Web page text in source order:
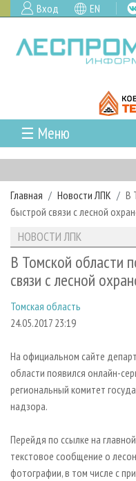
Вход EN
☰ Меню
ГЛАВНАЯ
РУБРИКИ И ТЕМЫ
РУБРИКИ ЖУРНАЛА
ЛЕСОЗАГОТОВКА
ЛЕСОПИЛЕНИЕ
СУШКА ДРЕВЕСИНЫ
ДЕРЕВЯННОЕ
ПРОИЗВОДСТВО
БИОЭНЕРГЕТИКА
ЦБП
ИНСТРУМЕНТ И
НОВОСТИ
НОВОСТИ ЛПК
НОВОСТИ ЖУРНАЛА
ПРОЕКТЫ ЛПИ
АНАЛИТИКА
ПРЕДПРИЯТИЯ ЛПК
ПЕРСОНЫ
ОФИЦИАЛЬНЫЕ
ПРИОРИТЕТНЫЕ
RUSSIAN FORESTRY
ГАЗЕТА
БИБЛИОТЕКА
АРХИВ
АРХИВ ЖУРНАЛОВ
СТАТЬИ
О ЖУРНАЛЕ
ПОДПИСКА
КОНТАКТЫ
РЕКЛАМОДАТЕЛЯМ
РЕКЛАМА
Главная Новости ЛПК
В
быстрой связи с лесной
НОВОСТИ ЛПК
В Томской области
связи с лесной
Томская область
24.05.2017 23:19
На официальном сайте
области появился онлайн-
региональный комитет
надзора.
Перейдя по ссылке на
текстовое сообщение о
фотографии, в том числе с